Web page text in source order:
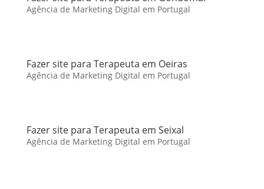
Agência de Marketing Digital em Portugal
Fazer site para Terapeuta em Oeiras
Agência de Marketing Digital em Portugal
Fazer site para Terapeuta em Seixal
Agência de Marketing Digital em Portugal